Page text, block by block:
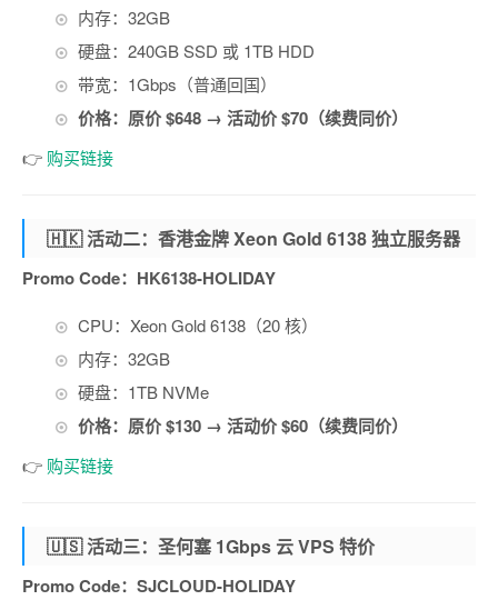
内存：32GB
硬盘：240GB SSD 或 1TB HDD
带宽：1Gbps（普通回国）
价格：原价 $648 → 活动价 $70（续费同价）
👉 购买链接
🇭🇰 活动二：香港金牌 Xeon Gold 6138 独立服务器
Promo Code：HK6138-HOLIDAY
CPU：Xeon Gold 6138（20 核）
内存：32GB
硬盘：1TB NVMe
价格：原价 $130 → 活动价 $60（续费同价）
👉 购买链接
🇺🇸 活动三：圣何塞 1Gbps 云 VPS 特价
Promo Code：SJCLOUD-HOLIDAY